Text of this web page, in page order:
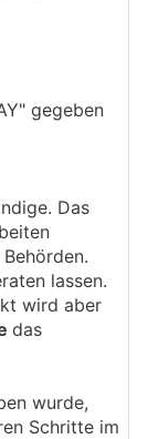
gegeben
Das
lassen.
wird aber
das
wurde,
Schritte im